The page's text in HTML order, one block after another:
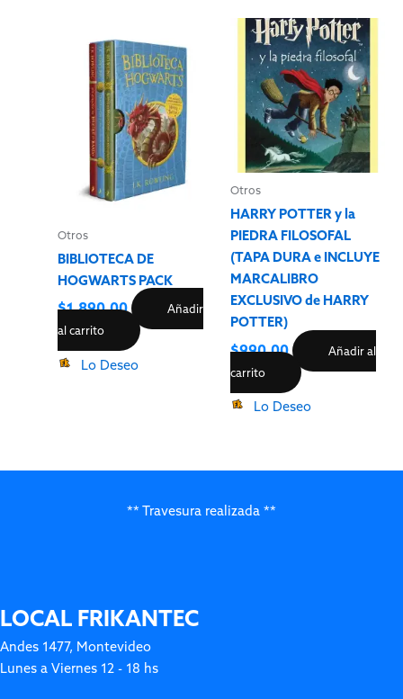
Otros
BIBLIOTECA DE
HOGWARTS PACK
$1,890.00
Añadir
al carrito
Lo Deseo
Otros
HARRY POTTER y la
PIEDRA FILOSOFAL
(TAPA DURA e INCLUYE
MARCALIBRO
EXCLUSIVO de HARRY
POTTER)
$990.00
Añadir al
carrito
Lo Deseo
** Travesura realizada **
LOCAL FRIKANTEC
Andes 1477, Montevideo
Lunes a Viernes 12 - 18 hs